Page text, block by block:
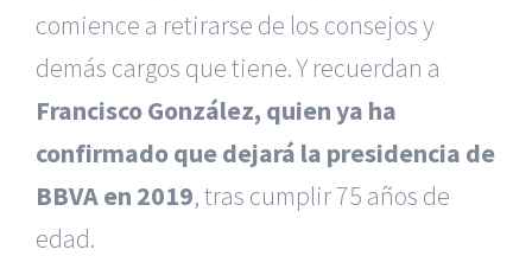
comience a retirarse de los consejos y
demás cargos que tiene. Y recuerdan a
Francisco González, quien ya ha
confirmado que dejará la presidencia de
BBVA en 2019, tras cumplir 75 años de
edad.